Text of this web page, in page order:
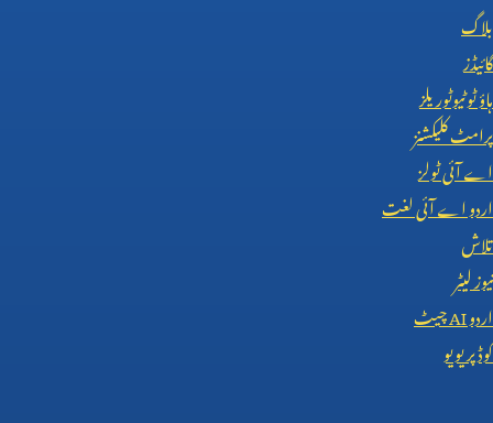
بلاگ
گائیڈز
ہاؤ ٹو ٹیوٹوریلز
پرامٹ کلیکشنز
اے آئی ٹولز
اردو اے آئی لغت
تلاش
نیوز لیٹر
اردوAIچیٹ
کوڈ پریویو